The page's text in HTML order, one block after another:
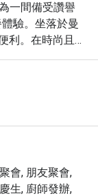
一間備受讚譽
驗。坐落於曼
利。在時尚且
現精湛的日式
一系列由主廚
海鮮，每一道
葡萄酒、創意
貼心提供素食
Bangkok，您
會, 朋友聚會,
生, 廚師發辦,